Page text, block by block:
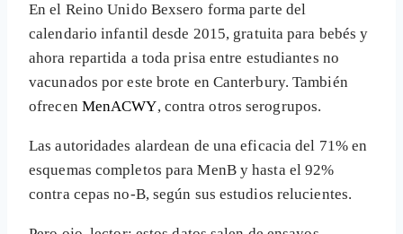
En el Reino Unido Bexsero forma parte del
calendario infantil desde 2015, gratuita para bebés y
ahora repartida a toda prisa entre estudiantes no
vacunados por este brote en Canterbury. También
ofrecen MenACWY, contra otros serogrupos.
Las autoridades alardean de una eficacia del 71% en
esquemas completos para MenB y hasta el 92%
contra cepas no-B, según sus estudios relucientes.